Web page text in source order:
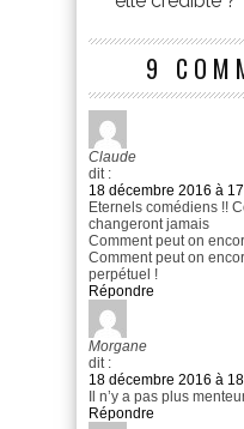
9
Claude
dit :
18 décembre 2016 à
Eternels comédiens !!
changeront jamais
Comment peut on
Comment peut on
perpétuel !
Répondre
Morgane
dit :
18 décembre 2016 à
Il n’y a pas plus
Répondre